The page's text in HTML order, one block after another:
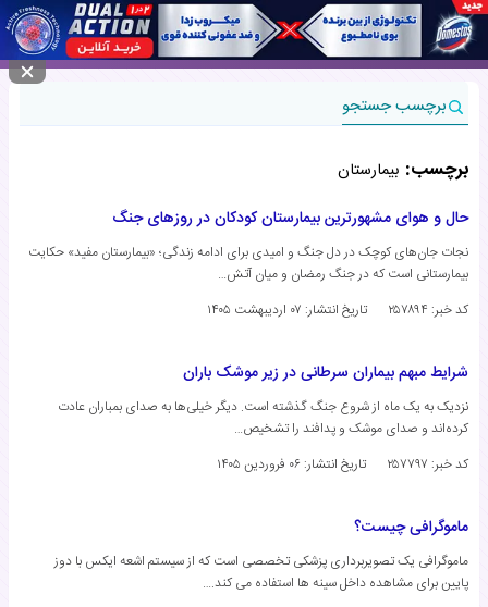
منوی سایت
برچسب جستجو
برچسب: بیمارستان
حال و هوای مشهورترین بیمارستان کودکان در روزهای جنگ
نجات جان‌های کوچک در دل جنگ و امیدی برای ادامه زندگی؛ «بیمارستان مفید» حکایت
بیمارستانی است که در جنگ رمضان و میان آتش…
کد خبر: ۲۵۷۸۹۴
تاریخ انتشار: ۰۷ اردیبهشت ۱۴۰۵
شرایط مبهم بیماران سرطانی در زیر موشک باران
نزدیک به یک ماه از شروع جنگ گذشته است. دیگر خیلی‌ها به صدای بمباران عادت
کرده‌اند و صدای موشک و پدافند را تشخیص…
کد خبر: ۲۵۷۷۹۷
تاریخ انتشار: ۰۶ فروردین ۱۴۰۵
ماموگرافی چیست؟
ماموگرافی یک تصویربرداری پزشکی تخصصی است که از سیستم اشعه ایکس با دوز
پایین برای مشاهده داخل سینه ها استفاده می کند.…